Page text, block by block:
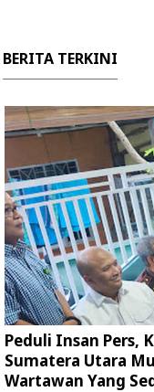
BERITA TERKINI
Peduli Insan Pers,
Sumatera Utara
Wartawan Yang